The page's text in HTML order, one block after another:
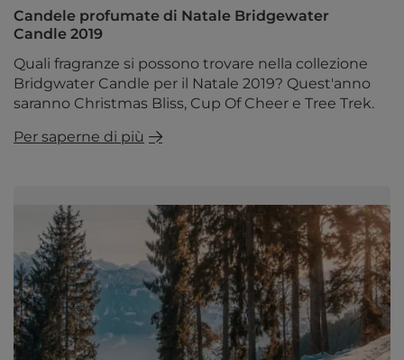
Candele profumate di Natale Bridgewater
Candle 2019
Quali fragranze si possono trovare nella collezione
Bridgwater Candle per il Natale 2019? Quest'anno
saranno Christmas Bliss, Cup Of Cheer e Tree Trek.
Per saperne di più